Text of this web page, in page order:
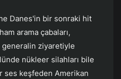
Danes'in bir sonraki hit
arama çabaları,
ziyaretiyle
nükleer silahları bile
keşfeden Amerikan